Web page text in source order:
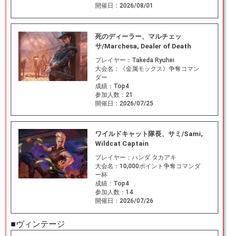
開催日： 2026/08/01
死のディーラー、マルチェッ
サ/Marchesa, Dealer of Death
プレイヤー： Takeda Ryuhei
大会名：
《金属モックス》争奪コマン
ダー
成績： Top4
参加人数： 21
開催日： 2026/07/25
ワイルドキャット隊長、サミ/Sami,
Wildcat Captain
プレイヤー： ハンダ タカアキ
大会名： 10,000ポイント争奪コマンダ
ー杯
成績： Top4
参加人数： 14
開催日： 2026/07/26
■ヴィンテージ